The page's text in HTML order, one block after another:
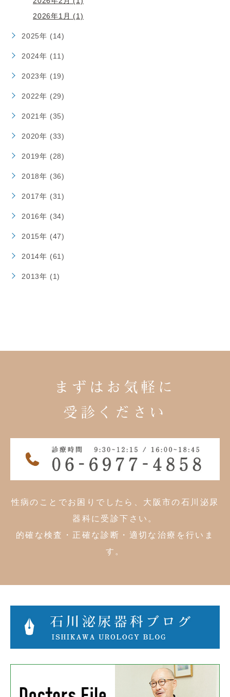
2026年1月 (1)
2025年 (14)
2024年 (11)
2023年 (19)
2022年 (29)
2021年 (35)
2020年 (33)
2019年 (28)
2018年 (36)
2017年 (31)
2016年 (34)
2015年 (47)
2014年 (61)
2013年 (1)
まずはお気軽に
受診ください
性病のことでお困りでしたら、大阪市の石川泌尿
器科に受診下さい。
的確な検査・正確な診断・適切な治療を行いま
す。